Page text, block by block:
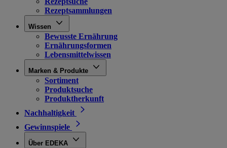
Rezeptsammlungen
Wissen
Bewusste Ernährung
Ernährungsformen
Lebensmittelwissen
Marken & Produkte
Sortiment
Produktsuche
Produktherkunft
Nachhaltigkeit
Gewinnspiele
Über EDEKA